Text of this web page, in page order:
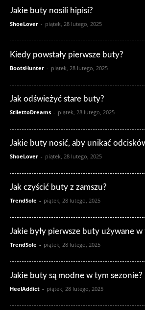
Jakie buty nosili hipisi?
ShoeLover - piątek, 28 lutego, 2025
Kiedy powstały pierwsze buty?
BootsHunter - piątek, 28 lutego, 2025
Jak odświeżyć stare buty?
StilettoDreams - piątek, 28 lutego, 2025
Jakie buty nosić, aby unikać
ShoeLover - piątek, 28 lutego, 2025
Jak czyścić buty z zamszu?
TrendSole - piątek, 28 lutego, 2025
Jakie były pierwsze buty używane w
TrendSole - piątek, 28 lutego, 2025
Jakie buty są modne w tym sezonie?
HeelAddict - piątek, 28 lutego, 2025